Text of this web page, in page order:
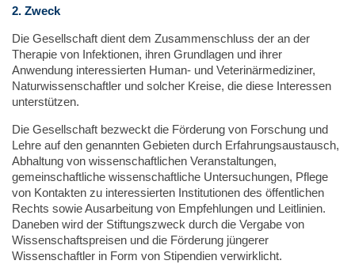
2. Zweck
Die Gesellschaft dient dem Zusammenschluss der an der
Therapie von Infektionen, ihren Grundlagen und ihrer
Anwendung interessierten Human- und Veterinärmediziner,
Naturwissenschaftler und solcher Kreise, die diese Interessen
unterstützen.
Die Gesellschaft bezweckt die Förderung von Forschung und
Lehre auf den genannten Gebieten durch Erfahrungsaustausch,
Abhaltung von wissenschaftlichen Veranstaltungen,
gemeinschaftliche wissenschaftliche Untersuchungen, Pflege
von Kontakten zu interessierten Institutionen des öffentlichen
Rechts sowie Ausarbeitung von Empfehlungen und Leitlinien.
Daneben wird der Stiftungszweck durch die Vergabe von
Wissenschaftspreisen und die Förderung jüngerer
Wissenschaftler in Form von Stipendien verwirklicht.